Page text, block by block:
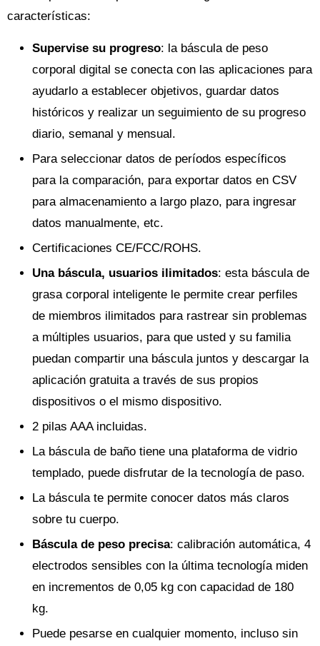
características:
Supervise su progreso: la báscula de peso
corporal digital se conecta con las aplicaciones para
ayudarlo a establecer objetivos, guardar datos
históricos y realizar un seguimiento de su progreso
diario, semanal y mensual.
Para seleccionar datos de períodos específicos
para la comparación, para exportar datos en CSV
para almacenamiento a largo plazo, para ingresar
datos manualmente, etc.
Certificaciones CE/FCC/ROHS.
Una báscula, usuarios ilimitados: esta báscula de
grasa corporal inteligente le permite crear perfiles
de miembros ilimitados para rastrear sin problemas
a múltiples usuarios, para que usted y su familia
puedan compartir una báscula juntos y descargar la
aplicación gratuita a través de sus propios
dispositivos o el mismo dispositivo.
2 pilas AAA incluidas.
La báscula de baño tiene una plataforma de vidrio
templado, puede disfrutar de la tecnología de paso.
La báscula te permite conocer datos más claros
sobre tu cuerpo.
Báscula de peso precisa: calibración automática, 4
electrodos sensibles con la última tecnología miden
en incrementos de 0,05 kg con capacidad de 180
kg.
Puede pesarse en cualquier momento, incluso sin